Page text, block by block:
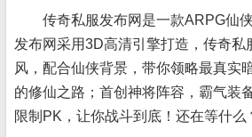
传奇私服发布网是一款ARPG仙
发布网采用3D高清引擎打造，传奇私
风，配合仙侠背景，带你领略最真实
的修仙之路；首创神将阵容，霸气装
限制PK，让你战斗到底！还在等什么